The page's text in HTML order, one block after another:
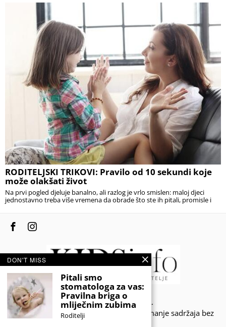
RODITELJSKI TRIKOVI: Pravilo od 10 sekundi koje
može olakšati život
Na prvi pogled djeluje banalno, ali razlog je vrlo smislen: maloj djeci
jednostavno treba više vremena da obrade što ste ih pitali, promisle i
© 2020 - KIDSINFO.BA.
Sva prava zadržana. Zabranjeno preuzimanje sadržaja bez
DON'T MISS
Pitali smo
stomatologa za vas:
Pravilna briga o
mliječnim zubima
Roditelji